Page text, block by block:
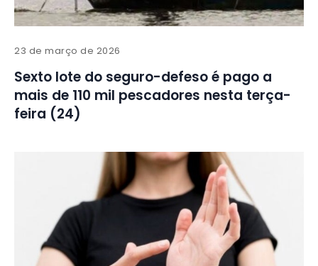
23 de março de 2026
Sexto lote do seguro-defeso é pago a
mais de 110 mil pescadores nesta terça-
feira (24)